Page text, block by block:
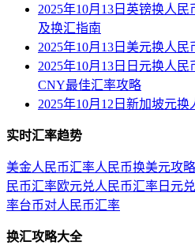
2025年10月13日英镑换人
及换汇指南
2025年10月13日美元换人民
2025年10月13日日元换人
CNY最佳汇率攻略
2025年10月12日新加坡元换
实时汇率趋势
美金人民币汇率人民币换美元攻略
民币汇率欧元兑人民币汇率 日元
率台币对人民币汇率
换汇攻略大全